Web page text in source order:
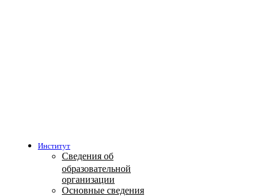
Институт
Сведения об
образовательной
организации
Основные сведения